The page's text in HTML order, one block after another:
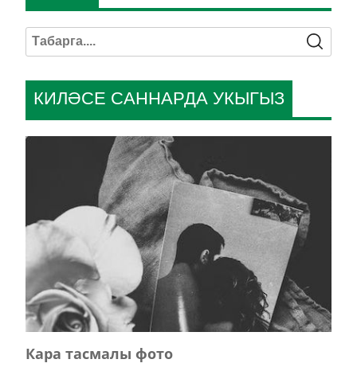
КИЛӘСЕ САННАРДА УКЫГЫЗ
Кара тасмалы фото